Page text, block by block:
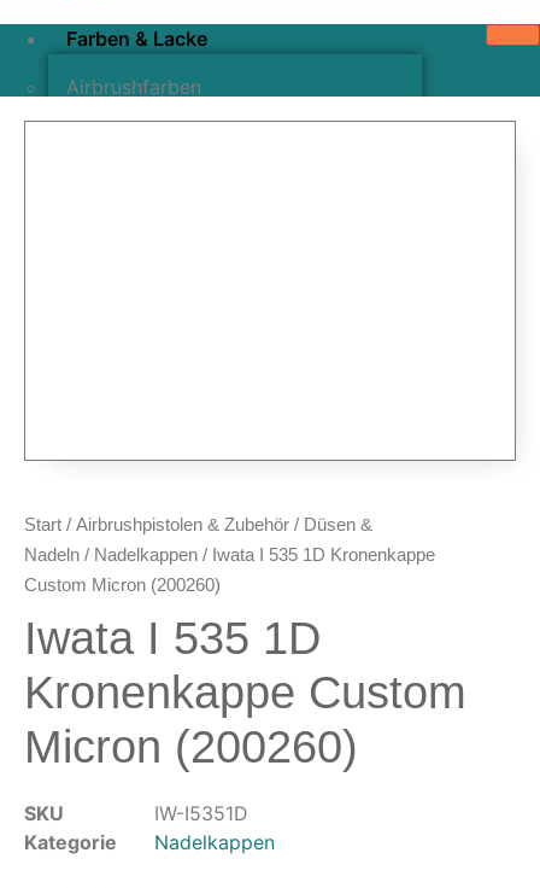
Farben & Lacke
Airbrushfarben
Pinselfarben & Farbsätze
Schläuche & Kupplungen
Anschlüsse & Verschraubungen
Luftfilter & Druckregler
Werkzeuge & Malzubehör
Pinsel & Stifte
Pinstriping & Linienführung
Radierer & Schneidewerkzeuge
Plotter & Zubehör
Untergründe & Papier
Start / Airbrushpistolen & Zubehör / Düsen &
Nadeln / Nadelkappen / Iwata I 535 1D Kronenkappe
Custom Micron (200260)
Iwata I 535 1D
Kronenkappe Custom
Micron (200260)
SKU
IW-I5351D
Kategorie
Nadelkappen